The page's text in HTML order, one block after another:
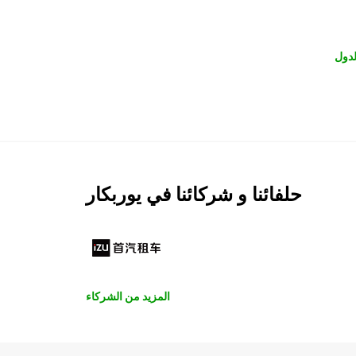
حلفائنا و شركائنا في يوربكار
المزيد من الشركاء